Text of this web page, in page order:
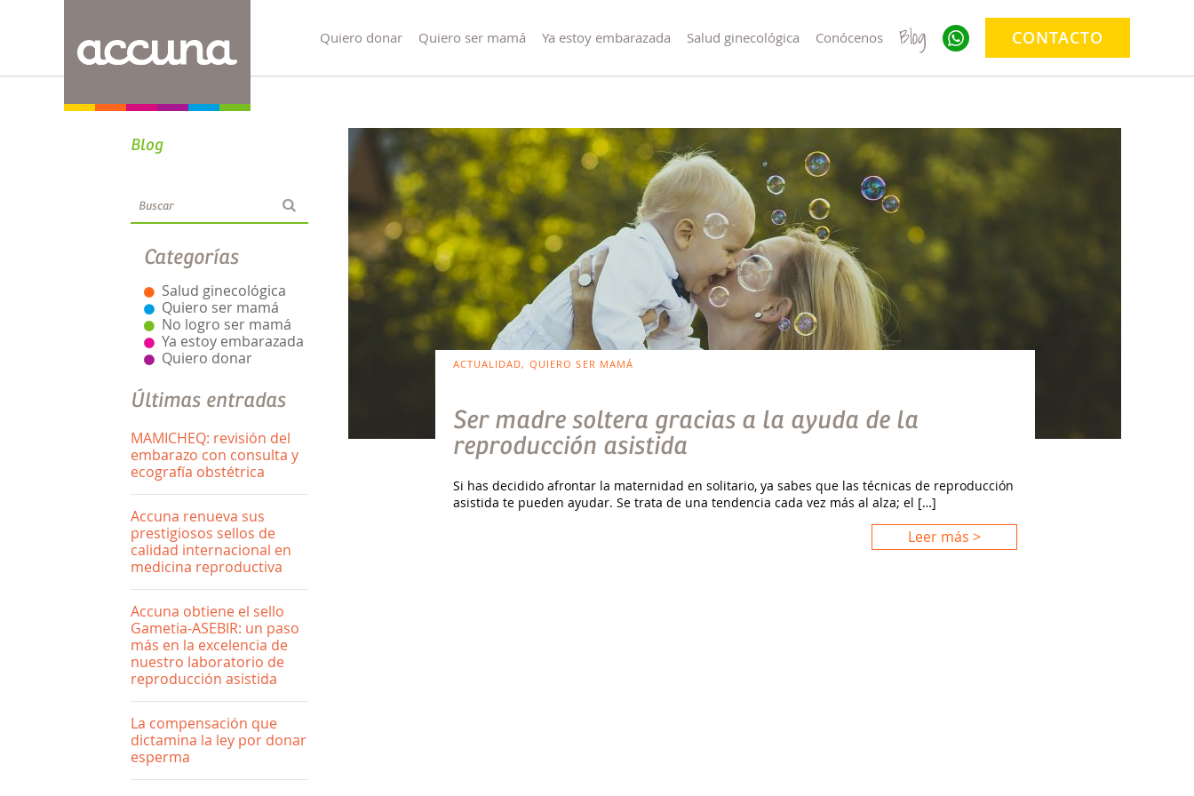
Quiero donar Quiero ser mamá Ya estoy embarazada Salud ginecológica Conócenos Blog CONTACTO
Blog
Categorías
Salud ginecológica
Quiero ser mamá
No logro ser mamá
Ya estoy embarazada
Quiero donar
Últimas entradas
MAMICHEQ: revisión del
embarazo con consulta y
ecografía obstétrica
Accuna renueva sus
prestigiosos sellos de
calidad internacional en
medicina reproductiva
Accuna obtiene el sello
Gametia-ASEBIR: un paso
más en la excelencia de
nuestro laboratorio de
reproducción asistida
La compensación que
dictamina la ley por donar
esperma
ACTUALIDAD, QUIERO SER MAMÁ
Ser madre soltera gracias a la ayuda de la
reproducción asistida
Si has decidido afrontar la maternidad en solitario, ya sabes que las técnicas de reproducción
asistida te pueden ayudar. Se trata de una tendencia cada vez más al alza; el […]
Leer más >